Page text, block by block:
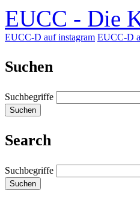
EUCC - Die
EUCC-D auf instagram EUCC-D
Suchen
Suchbegriffe
Suchen
Search
Suchbegriffe
Suchen